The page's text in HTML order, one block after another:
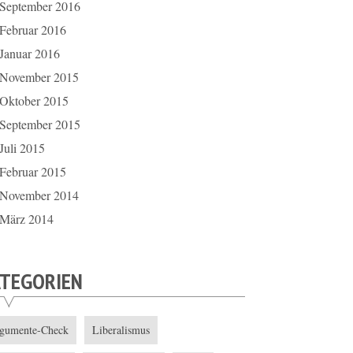
2016
2016
2016
2015
2015
2015
2015
2015
2014
2014
Check Liberalismus